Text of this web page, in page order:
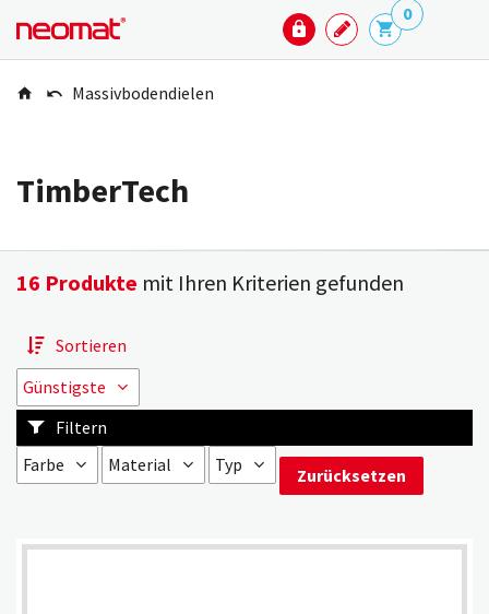
0
Massivbodendielen
TimberTech
16 Produkte mit Ihren Kriterien gefunden
Sortieren
Günstigste
Netto-Preis
Günstigste
Teuerste
Filtern
Farbe
Material
plastic-composites)
Typ Zurücksetzen